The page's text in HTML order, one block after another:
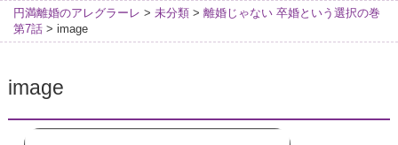
円満離婚のアレグラーレ > 未分類 > 離婚じゃない 卒婚という選択の巻
第7話 > image
image